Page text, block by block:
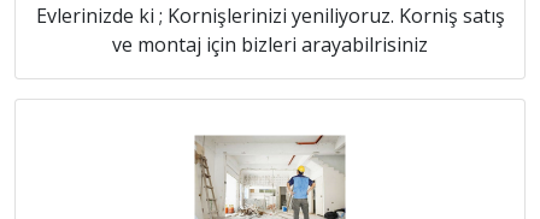
Evlerinizde ki ; Kornişlerinizi yeniliyoruz. Korniş satış
ve montaj için bizleri arayabilrisiniz